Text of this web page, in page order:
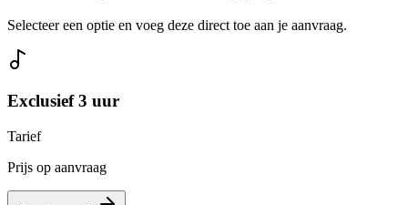
Selecteer een optie en voeg deze direct toe aan je aanvraag.
Exclusief 3 uur
Tarief
Prijs op aanvraag